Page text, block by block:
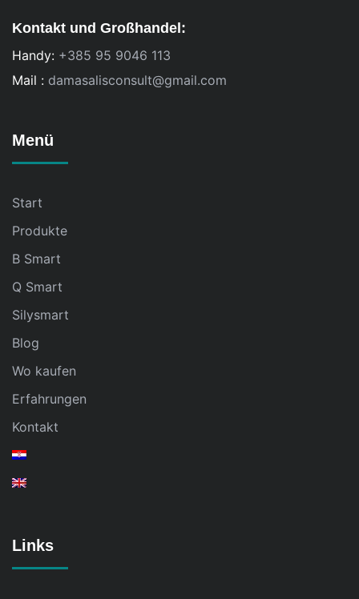
Kontakt und Großhandel:
Handy: +385 95 9046 113
Mail : damasalisconsult@gmail.com
Menü
Start
Produkte
B Smart
Q Smart
Silysmart
Blog
Wo kaufen
Erfahrungen
Kontakt
Links